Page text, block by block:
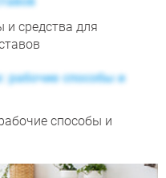
и средства для
способы и